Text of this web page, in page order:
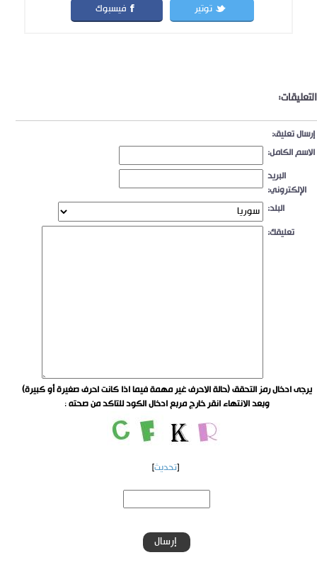
توتير فيسبوك
التعليقات:
إرسال تعليق:
الاسم الكامل:
البريد
الإلكتروني:
البلد:
تعليقك:
يرجى ادخال رمز التحقق (حالة الاحرف غير مهمة فيما اذا كانت احرف صغيرة أو كبيرة)
وبعد الانتهاء انقر خارج مربع ادخال الكود للتاكد من صحته:
[تحديث]